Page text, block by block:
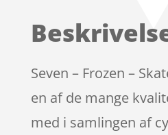
på
mmelser
Seven – Frozen –
en af de mange
med i samlingen af